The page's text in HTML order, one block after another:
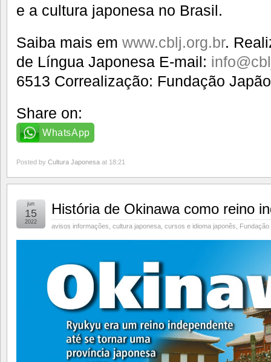
e a cultura japonesa no Brasil.
Saiba mais em www.cblj.org.br.
de Língua Japonesa E-mail:
6513 Correalização: Fundação
Share on:
WhatsApp
Posted by Cultura Japonesa at 18:21
História de Okinawa como reino
avisos informações cultura japonesa cursos e idioma japonês Fundação
jun
15
2022